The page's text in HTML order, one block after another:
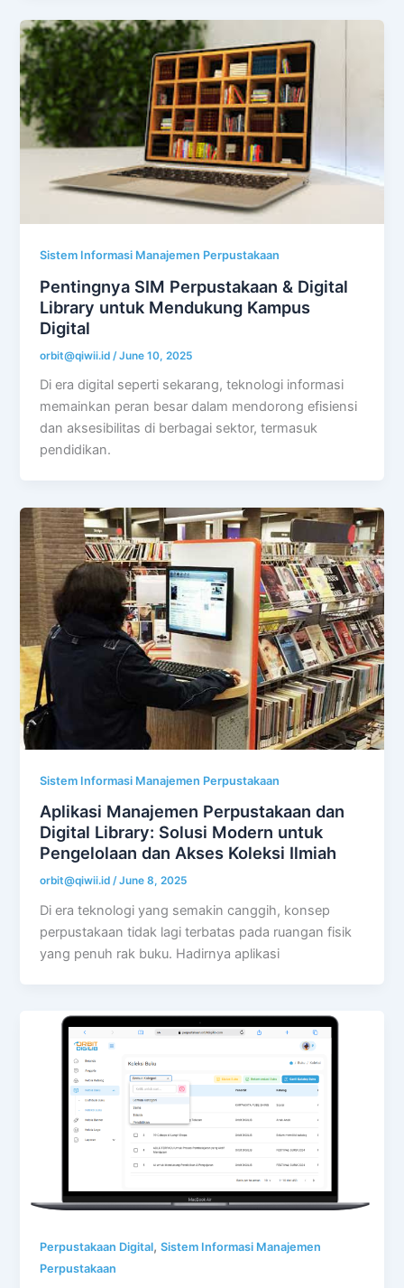
Sistem Informasi Manajemen Perpustakaan
Pentingnya SIM Perpustakaan & Digital
Library untuk Mendukung Kampus
Digital
orbit@qiwii.id /June 10, 2025
Di era digital seperti sekarang, teknologi informasi
memainkan peran besar dalam mendorong efisiensi
dan aksesibilitas di berbagai sektor, termasuk
pendidikan.
Sistem Informasi Manajemen Perpustakaan
Aplikasi Manajemen Perpustakaan dan
Digital Library: Solusi Modern untuk
Pengelolaan dan Akses Koleksi Ilmiah
orbit@qiwii.id/June 8, 2025
Di era teknologi yang semakin canggih, konsep
perpustakaan tidak lagi terbatas pada ruangan fisik
yang penuh rak buku. Hadirnya aplikasi
Perpustakaan Digital,Sistem Informasi Manajemen
Perpustakaan